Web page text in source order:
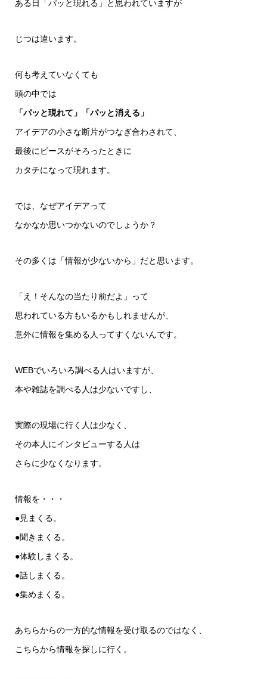
ある日「パッと現れる」と思われていますが
じつは違います。
何も考えていなくても
頭の中では
「パッと現れて」「パッと消える」
アイデアの小さな断片がつなぎ合わされて、
最後にピースがそろったときに
カタチになって現れます。
では、なぜアイデアって
なかなか思いつかないのでしょうか？
その多くは「情報が少ないから」だと思います。
「え！そんなの当たり前だよ」って
思われている方もいるかもしれませんが、
意外に情報を集める人ってすくないんです。
WEBでいろいろ調べる人はいますが、
本や雑誌を調べる人は少ないですし、
実際の現場に行く人は少なく、
その本人にインタビューする人は
さらに少なくなります。
情報を・・・
●見まくる。
●聞きまくる。
●体験しまくる。
●話しまくる。
●集めまくる。
あちらからの一方的な情報を受け取るのではなく、
こちらから情報を探しに行く。